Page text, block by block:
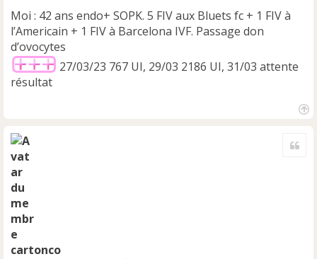
l
u
Moi : 42 ans endo+ SOPK. 5 FIV aux Bluets fc + 1 FIV à
l’Americain + 1 FIV à Barcelona IVF. Passage don
d’ovocytes
27/03/23 767 UI, 29/03 2186 UI, 31/03 attente
résultat
cartonco